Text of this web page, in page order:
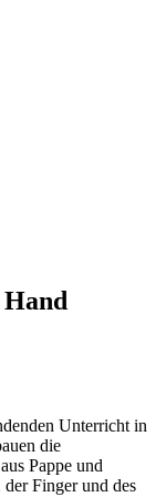
Unterricht in
die
Pappe und
Finger und des